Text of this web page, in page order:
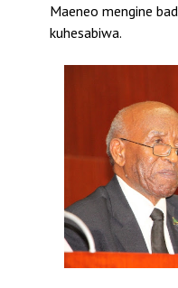
Maeneo mengine
kuhesabiwa.